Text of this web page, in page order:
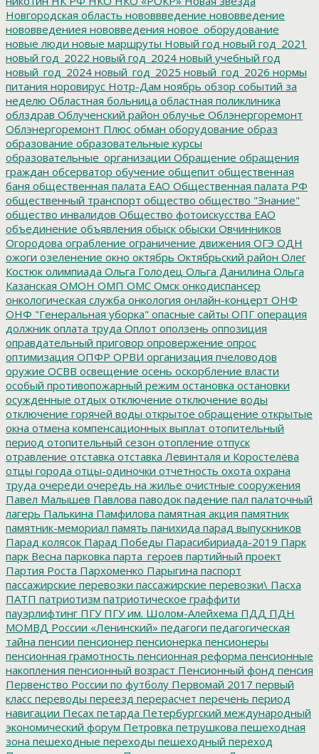
Новгородская область нововвведение нововведение
нововведениея нововведения новое_оборудование
новые люди новые маршруты Новый год новый год_2021
новый год_2022 новый год_2024 новый учебный год
новый_год_2024 новый_год_2025 новый_год_2026 нормы
питания норовирус Нотр-Дам ноябрь обзор событий за
неделю Областная больница областная поликлиника
облздрав Облученский район облучье Облэнергоремонт
Облэнергоремонт Плюс обман оборудование образ
образование образовательные курсы
образовательные_организации Обращение обращения
граждан обсерватор обучение общепит общественная
баня общественная палата ЕАО Общественная палата РФ
общественный транспорт общество общество "Знание"
общество инвалидов Общество фотоискусства ЕАО
объединение объявления обыск обыски Овчинников
Огородова ограбление ограничение движения ОГЭ ОДН
ожоги озеленение окно октябрь Октябрьский район Олег
Костюк олимпиада Ольга Голодец Ольга Данилина Ольга
Казанская ОМОН ОМП ОМС Омск онкодиспансер
онкологическая служба онкология онлайн-концерт ОНФ
ОНФ "Генеральная уборка" опасные сайты ОПГ операция
должник оплата труда Оплот оползень оппозиция
оправдательный приговор опровержение опрос
оптимизация ОПФР ОРВИ организация пчеловодов
оружие ОСВВ освещение осень оскорбление власти
особый противопожарный режим остановка остановки
осужденные отдых отключение отключение воды
отключение горячей воды открытое обращение открытые
окна отмена компенсационных выплат отопительный
период отопительный сезон отопление отпуск
отравление отставка отставка Левинталя и Коростелёва
отцы города отцы-одиночки отчетность охота охрана
труда очереди очередь на жилье очистные сооружения
Павел Малышев Павлова паводок падение пал палаточный
лагерь Палькина Памфилова памятная акция памятник
памятник-мемориал память панихида парад выпускников
Парад колясок Парад Победы Парасибириада-2019 Парк
парк Весна парковка парта_героев партийный проект
Партия Роста Пархоменко Парыгина паспорт
пассажирские перевозки пассажирские перевозки\ Пасха
ПАТП патриотизм патриотическое граффити
пауэрлифтинг ПГУПГУ им. Шолом-Алейхема ПДД ПДН
МОМВД России «Ленинский» педагоги педагогическая
тайна пенсии пенсионер пенсионерка пенсионеры
пенсионная грамотность пенсионная реформа пенсионные
накопления пенсионный возраст Пенсионный фонд пенсия
Первенство России по футболу Первомай 2017 первый
класс переводы переезд перерасчет перечень период
навигации Песах петарда Петербургский международный
экономический форум Петровка петрушкова пешеходная
зона пешеходные переходы пешеходный переход